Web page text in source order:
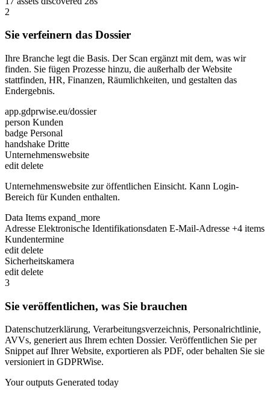
2
Sie verfeinern das Dossier
Ihre Branche legt die Basis. Der Scan ergänzt mit dem, was wir
finden. Sie fügen Prozesse hinzu, die außerhalb der Website
stattfinden, HR, Finanzen, Räumlichkeiten, und gestalten das
Endergebnis.
app.gdprwise.eu/dossier
person Kunden
badge Personal
handshake Dritte
Unternehmenswebsite
edit delete
Unternehmenswebsite zur öffentlichen Einsicht. Kann Login-
Bereich für Kunden enthalten.
Data Items expand_more
Adresse Elektronische Identifikationsdaten E-Mail-Adresse +4 items
Kundentermine
edit delete
Sicherheitskamera
edit delete
3
Sie veröffentlichen, was Sie brauchen
Datenschutzerklärung, Verarbeitungsverzeichnis, Personalrichtlinie,
AVVs, generiert aus Ihrem echten Dossier. Veröffentlichen Sie per
Snippet auf Ihrer Website, exportieren als PDF, oder behalten Sie sie
versioniert in GDPRWise.
Your outputs Generated today